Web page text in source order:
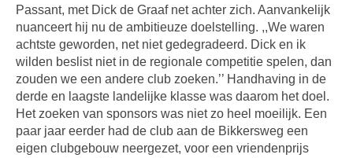
Passant, met Dick de Graaf net achter zich. Aanvankelijk
nuanceert hij nu de ambitieuze doelstelling. ,,We waren
achtste geworden, net niet gedegradeerd. Dick en ik
wilden beslist niet in de regionale competitie spelen, dan
zouden we een andere club zoeken.’’ Handhaving in de
derde en laagste landelijke klasse was daarom het doel.
Het zoeken van sponsors was niet zo heel moeilijk. Een
paar jaar eerder had de club aan de Bikkersweg een
eigen clubgebouw neergezet, voor een vriendenprijs